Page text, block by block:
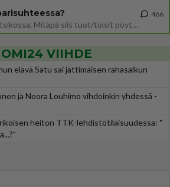
Siinäpä se kysymys on otsikossa. Mitäpä siis tuot/toisit pöytään parisuhteessa? Oletko mies vai nainen? Koetko sen mitä
466
VIIHDE
elävä Satu sai jättimäisen rahasalkun
ja Noora Louhimo vihdoinkin yhdessä -
heiton TTK-lehdistötilaisuudessa: "